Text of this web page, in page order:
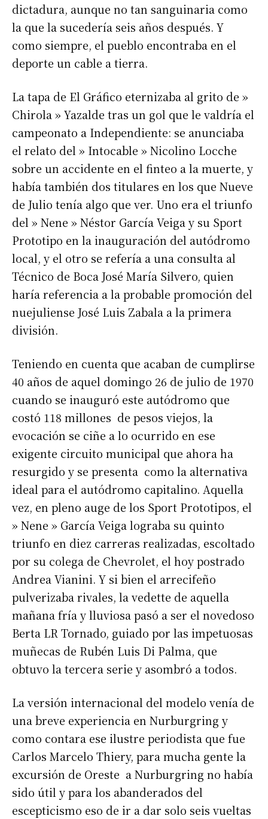
dictadura, aunque no tan sanguinaria como
la que la sucedería seis años después. Y
como siempre, el pueblo encontraba en el
deporte un cable a tierra.
La tapa de El Gráfico eternizaba al grito de »
Chirola » Yazalde tras un gol que le valdría el
campeonato a Independiente: se anunciaba
el relato del » Intocable » Nicolino Locche
sobre un accidente en el finteo a la muerte, y
había también dos titulares en los que Nueve
de Julio tenía algo que ver. Uno era el triunfo
del » Nene » Néstor García Veiga y su Sport
Prototipo en la inauguración del autódromo
local, y el otro se refería a una consulta al
Técnico de Boca José María Silvero, quien
haría referencia a la probable promoción del
nuejuliense José Luis Zabala a la primera
división.
Teniendo en cuenta que acaban de cumplirse
40 años de aquel domingo 26 de julio de 1970
cuando se inauguró este autódromo que
costó 118 millones de pesos viejos, la
evocación se ciñe a lo ocurrido en ese
exigente circuito municipal que ahora ha
resurgido y se presenta como la alternativa
ideal para el autódromo capitalino. Aquella
vez, en pleno auge de los Sport Prototipos, el
» Nene » García Veiga lograba su quinto
triunfo en diez carreras realizadas, escoltado
por su colega de Chevrolet, el hoy postrado
Andrea Vianini. Y si bien el arrecifeño
pulverizaba rivales, la vedette de aquella
mañana fría y lluviosa pasó a ser el novedoso
Berta LR Tornado, guiado por las impetuosas
muñecas de Rubén Luis Di Palma, que
obtuvo la tercera serie y asombró a todos.
La versión internacional del modelo venía de
una breve experiencia en Nurburgring y
como contara ese ilustre periodista que fue
Carlos Marcelo Thiery, para mucha gente la
excursión de Oreste a Nurburgring no había
sido útil y para los abanderados del
escepticismo eso de ir a dar solo seis vueltas